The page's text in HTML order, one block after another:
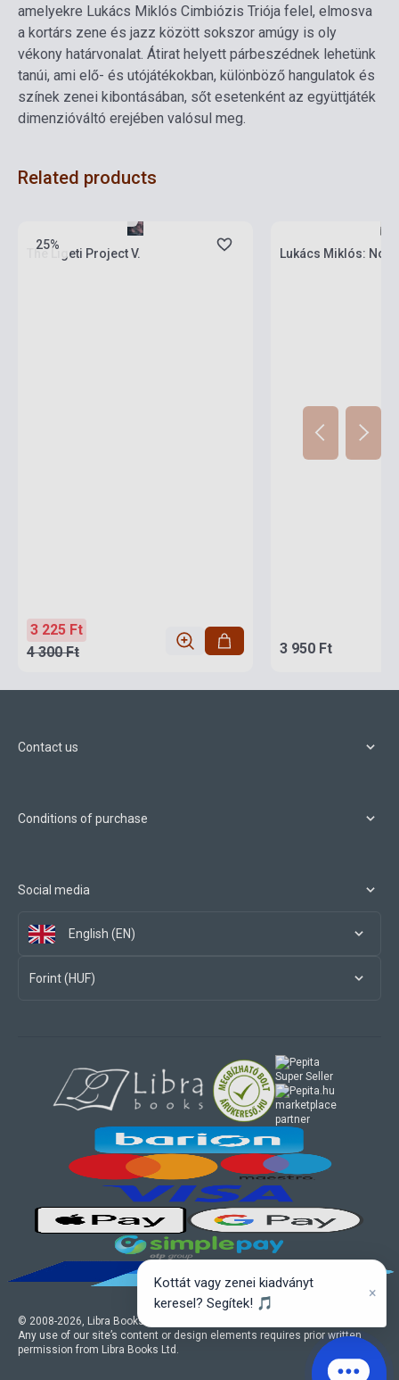
amelyekre Lukács Miklós Cimbiózis Triója felel, elmosva
a kortárs zene és jazz között sokszor amúgy is oly
vékony határvonalat. Átirat helyett párbeszédnek lehetünk
tanúi, ami elő- és utójátékokban, különböző hangulatok és
színek zenei kibontásában, sőt esetenként az együttjáték
dimenzióváltó erejében valósul meg.
Related products
25%
The Ligeti Project V.
3 225 Ft
4 300 Ft
Lukács Miklós: No
3 950 Ft
Contact us
Conditions of purchase
Social media
English (EN)
Forint (HUF)
© 2008-2026, Libra Books Ltd. All rights reserved.
Any use of our site’s content or design elements requires prior written
permission from Libra Books Ltd.
marketplace
partner
Kottát vagy zenei kiadványt
keresel? Segítek! 🎵
×